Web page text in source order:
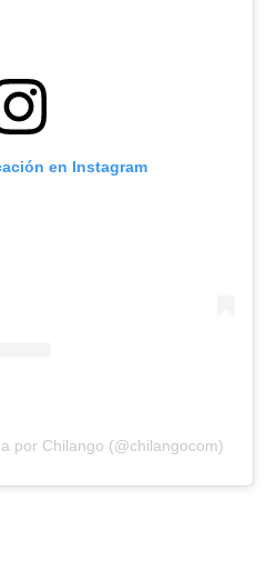
en Instagram
por Chilango (@chilangocom)